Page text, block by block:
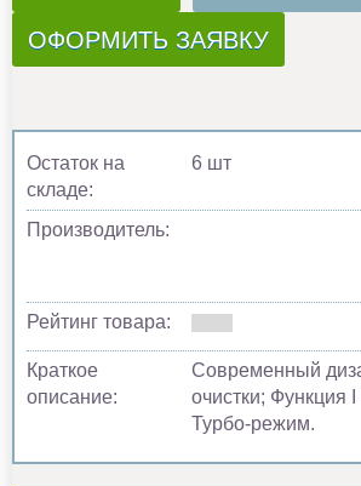
ОФОРМИТЬ ЗАЯВКУ
Остаток на
складе:
6 шт
Производитель:
Рейтинг товара:
Краткое
описание:
Современный
очистки; Функция
Турбо-режим.